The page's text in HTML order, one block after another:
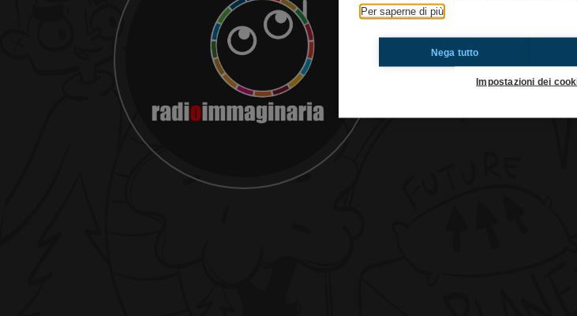
omernaS ci siamo
Ti è piaciuto? Condividilo!
Per saperne di più
Nega tutto
Impostazioni dei